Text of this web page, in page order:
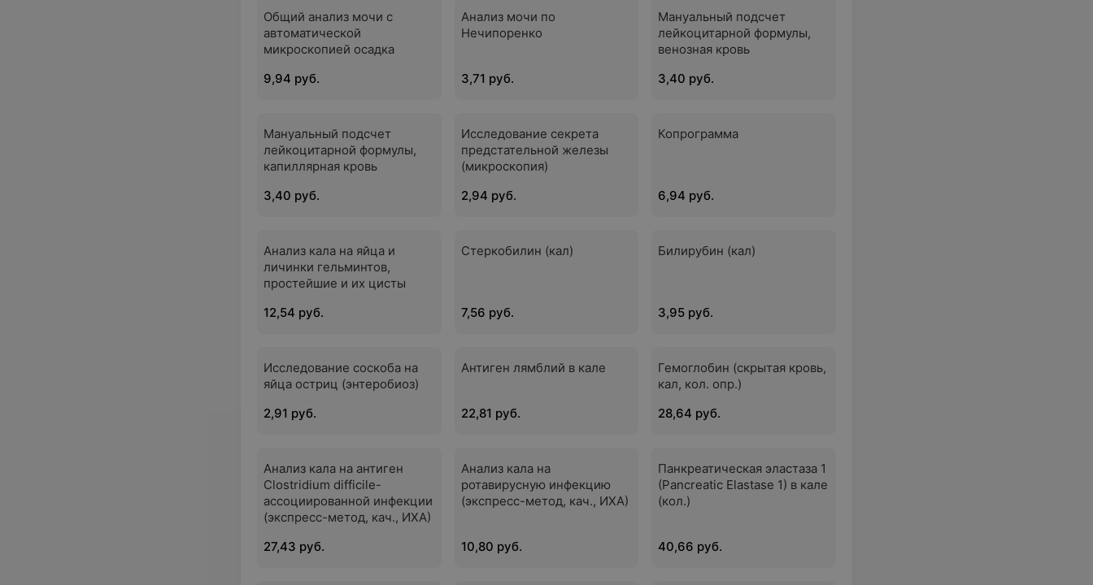
Общий анализ мочи с
автоматической
микроскопией осадка
9,94 руб.
Анализ мочи по
Нечипоренко
3,71 руб.
Мануальный подсчет
лейкоцитарной формулы,
венозная кровь
3,40 руб.
Мануальный подсчет
лейкоцитарной формулы,
капиллярная кровь
3,40 руб.
Исследование секрета
предстательной железы
(микроскопия)
2,94 руб.
Копрограмма
6,94 руб.
Анализ кала на яйца и
личинки гельминтов,
простейшие и их цисты
12,54 руб.
Стеркобилин (кал)
7,56 руб.
Билирубин (кал)
3,95 руб.
Исследование соскоба на
яйца остриц (энтеробиоз)
2,91 руб.
Антиген лямблий в кале
22,81 руб.
Гемоглобин (скрытая кровь,
кал, кол. опр.)
28,64 руб.
Анализ кала на антиген
Clostridium difficile-
ассоциированной инфекции
(экспресс-метод, кач., ИХА)
27,43 руб.
Анализ кала на
ротавирусную инфекцию
(экспресс-метод, кач., ИХА)
10,80 руб.
Панкреатическая эластаза 1
(Pancreatic Elastase 1) в кале
(кол.)
40,66 руб.